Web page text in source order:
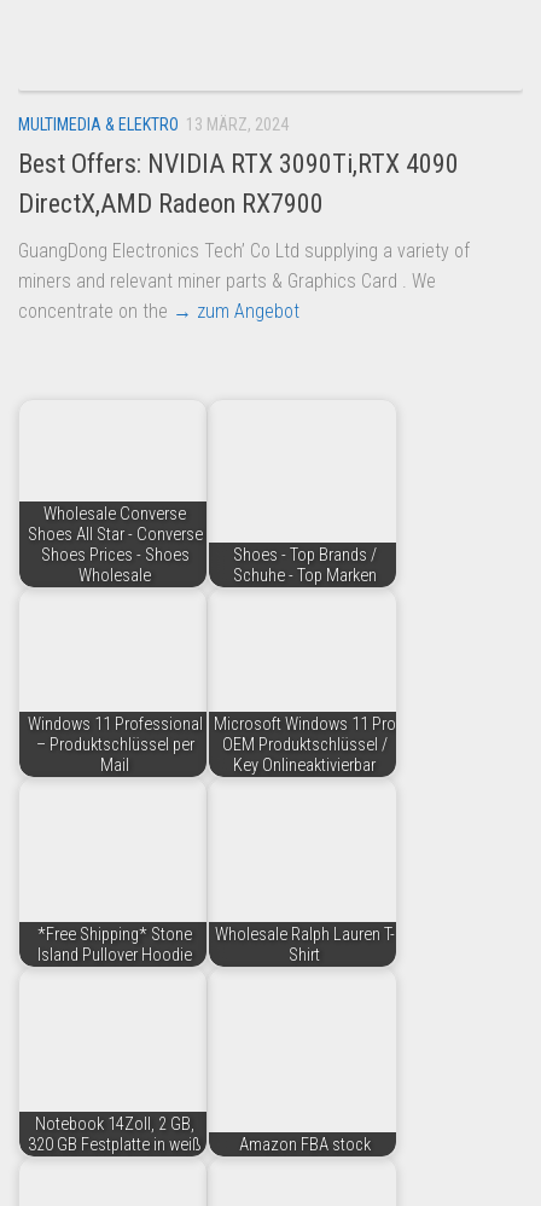
Amazon
Aldi
Lidl
Kostenlos verkaufen
Anmelden
MULTIMEDIA & ELEKTRO 13 MÄRZ, 2024
Best Offers: NVIDIA RTX 3090Ti,RTX 4090
DirectX,AMD Radeon RX7900
GuangDong Electronics Tech’ Co Ltd supplying a variety of
miners and relevant miner parts & Graphics Card . We
concentrate on the → zum Angebot
Wholesale Converse
Shoes All Star - Converse
Shoes Prices - Shoes
Wholesale
Shoes - Top Brands /
Schuhe - Top Marken
Windows 11 Professional
– Produktschlüssel per
Mail
Microsoft Windows 11 Pro
OEM Produktschlüssel /
Key Onlineaktivierbar
*Free Shipping* Stone
Island Pullover Hoodie
Wholesale Ralph Lauren T-
Shirt
Notebook 14Zoll, 2 GB,
320 GB Festplatte in weiß
Amazon FBA stock